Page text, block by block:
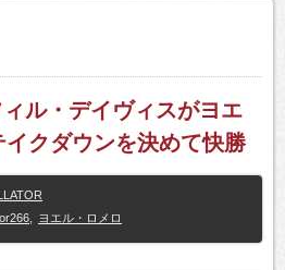
ル・デイヴィスがヨエ
クダウンを決めて快勝
ヨエル・ロメロ